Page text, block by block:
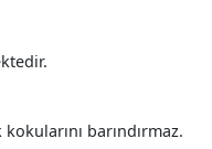
barındırmaz.